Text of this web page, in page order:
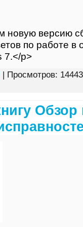
новую версию
по работе в
7.</p>
| Просмотров: